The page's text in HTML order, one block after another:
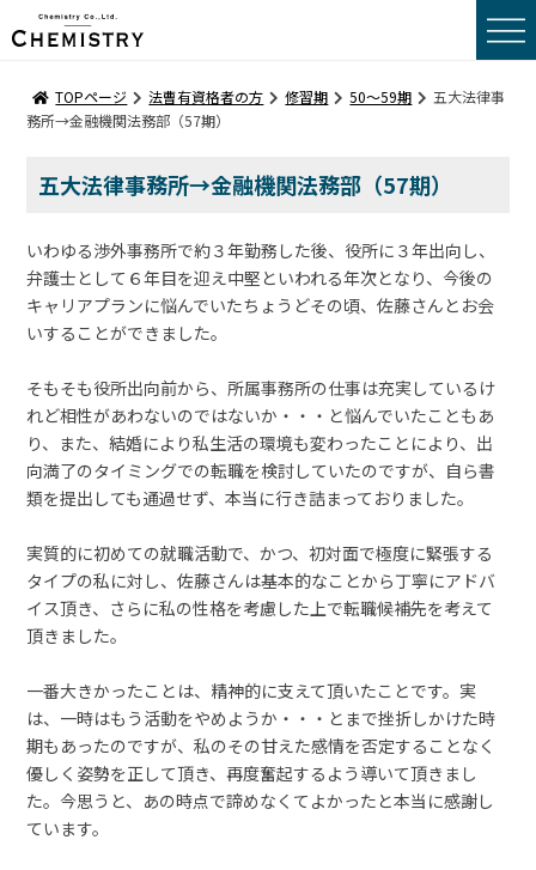
トップページ
採用をお考えの方へ
会社概要
サーチポリシー
サーチメンバー
サーチプロセス
守秘義務についての基本方針
個人情報保護方針
TOPページ 法曹有資格者の方 修習期 50〜59期
五大法律事
務所→金融機関法務部（57期）
五大法律事務所→金融機関法務部（57期）
いわゆる渉外事務所で約３年勤務した後、役所に３年出向し、
弁護士として６年目を迎え中堅といわれる年次となり、今後の
キャリアプランに悩んでいたちょうどその頃、佐藤さんとお会
いすることができました。
そもそも役所出向前から、所属事務所の仕事は充実しているけ
れど相性があわないのではないか・・・と悩んでいたこともあ
り、また、結婚により私生活の環境も変わったことにより、出
向満了のタイミングでの転職を検討していたのですが、自ら書
類を提出しても通過せず、本当に行き詰まっておりました。
実質的に初めての就職活動で、かつ、初対面で極度に緊張する
タイプの私に対し、佐藤さんは基本的なことから丁寧にアドバ
イス頂き、さらに私の性格を考慮した上で転職候補先を考えて
頂きました。
一番大きかったことは、精神的に支えて頂いたことです。実
は、一時はもう活動をやめようか・・・とまで挫折しかけた時
期もあったのですが、私のその甘えた感情を否定することなく
優しく姿勢を正して頂き、再度奮起するよう導いて頂きまし
た。今思うと、あの時点で諦めなくてよかったと本当に感謝し
ています。